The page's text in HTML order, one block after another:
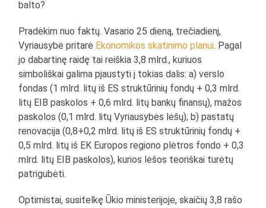
balto?
Pradėkim nuo faktų. Vasario 25 dieną, trečiadienį,
Vyriausybė pritarė Ekonomikos skatinimo planui. Pagal
jo dabartinę raidę tai reiškia 3,8 mlrd., kuriuos
simboliškai galima pjaustyti į tokias dalis: a) verslo
fondas (1 mlrd. litų iš ES struktūrinių fondų + 0,3 mlrd.
litų EIB paskolos + 0,6 mlrd. litų bankų finansų), mažos
paskolos (0,1 mlrd. litų Vyriausybės lėšų); b) pastatų
renovacija (0,8+0,2 mlrd. litų iš ES struktūrinių fondų +
0,5 mlrd. litų iš EK Europos regiono plėtros fondo + 0,3
mlrd. litų EIB paskolos), kurios lėšos teoriškai turėtų
patrigubėti.
Optimistai, susitelkę Ūkio ministerijoje, skaičių 3,8 rašo